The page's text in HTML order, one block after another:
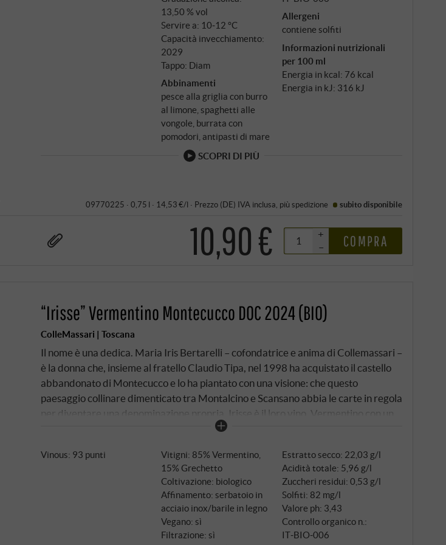
13,50 % vol
Servire a: 10‑12 °C
Capacità invecchiamento:
2029
Tappo: Diam
Abbinamenti
pesce alla griglia con burro
al limone, spaghetti alle
vongole, burrata con
pomodori, antipasti di mare
Allergeni
contiene solfiti
Informazioni nutrizionali
per 100 ml
Energia in kcal: 76 kcal
Energia in kJ: 316 kJ
SCOPRI DI PIÙ
09770225 · 0,75 l · 14,53 €/l · Prezzo (DE) IVA inclusa , più spedizione subito disponibile
10,90 €
+
–
COMPRA
“Irisse” Vermentino Montecucco DOC 2024 (BIO)
ColleMassari | Toscana
Il nome è una dedica. Maria Iris Bertarelli – cofondatrice e anima di Collemassari –
è la donna che, insieme al fratello Claudio Tipa, nel 1998 ha acquistato il castello
abbandonato di Montecucco e lo ha piantato con una visione: che questo
paesaggio collinare dimenticato tra Montalcino e Scansano abbia le carte in regola
per diventare una denominazione propria. Irisse è il loro vino. Vermentino con un
massimo del 25% di Grechetto – più corpo, più sostanza. Ma ciò che distingue
affinamento in grandi botti di rovere. Il risultato è una profondità che raramente ci
Vinous: 93 punti
Vitigni: 85% Vermentino,
15% Grechetto
Coltivazione: biologico
Affinamento: serbatoio in
acciaio inox/barile in legno
Vegano: sì
Filtrazione: sì
Estratto secco: 22,03 g/l
Acidità totale: 5,96 g/l
Zuccheri residui: 0,53 g/l
Solfiti: 82 mg/l
Valore ph: 3,43
Controllo organico n.:
IT‑BIO‑006